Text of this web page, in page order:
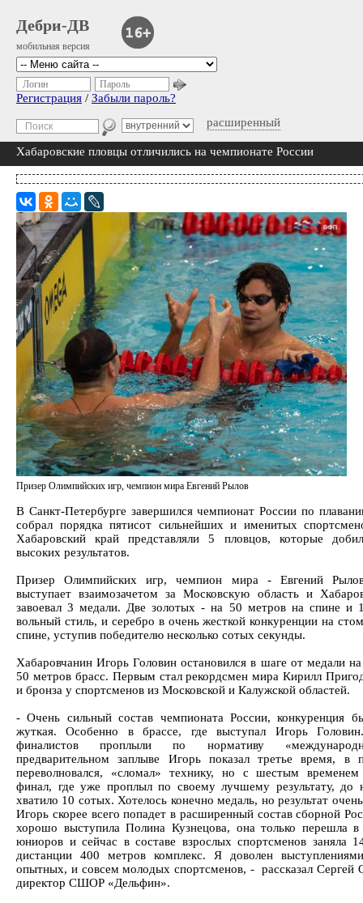
Дебри-ДВ
мобильная версия
расширенный
Логин Пароль
Регистрация / Забыли пароль?
Хабаровские пловцы отличились на чемпионате России
Призер Олимпийских игр, чемпион мира Евгений Рылов
В Санкт-Петербурге завершился чемпионат России по
собрал порядка пятисот сильнейших и именитых
Хабаровский край представляли 5 пловцов, которые
высоких результатов.
Призер Олимпийских игр, чемпион мира - Евгений
выступает взаимозачетом за Московскую область и
завоевал 3 медали. Две золотых - на 50 метров на спине и
вольный стиль, и серебро в очень жесткой конкуренции на
спине, уступив победителю несколько сотых секунды.
Хабаровчанин Игорь Головин остановился в шаге от медали
50 метров брасс. Первым стал рекордсмен мира Кирилл
и бронза у спортсменов из Московской и Калужской областей.
- Очень сильный состав чемпионата России, конкуренция
жуткая. Особенно в брассе, где выступал Игорь
финалистов проплыли по нормативу
предварительном заплыве Игорь показал третье время, в
переволновался, «сломал» технику, но с шестым
финал, где уже проплыл по своему лучшему результату, до
хватило 10 сотых. Хотелось конечно медаль, но результат
Игорь скорее всего попадет в расширенный состав сборной
хорошо выступила Полина Кузнецова, она только перешла в
юниоров и сейчас в составе взрослых спортсменов заняла
дистанции 400 метров комплекс. Я доволен
опытных, и совсем молодых спортсменов, - рассказал Сергей
директор СШОР «Дельфин».